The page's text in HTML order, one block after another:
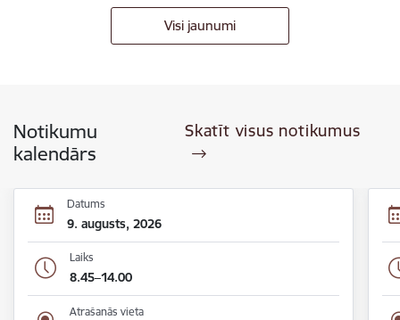
Visi jaunumi
Notikumu
kalendārs
Skatīt visus notikumus
Datums
9. augusts, 2026
Laiks
8.45–14.00
Atrašanās vieta